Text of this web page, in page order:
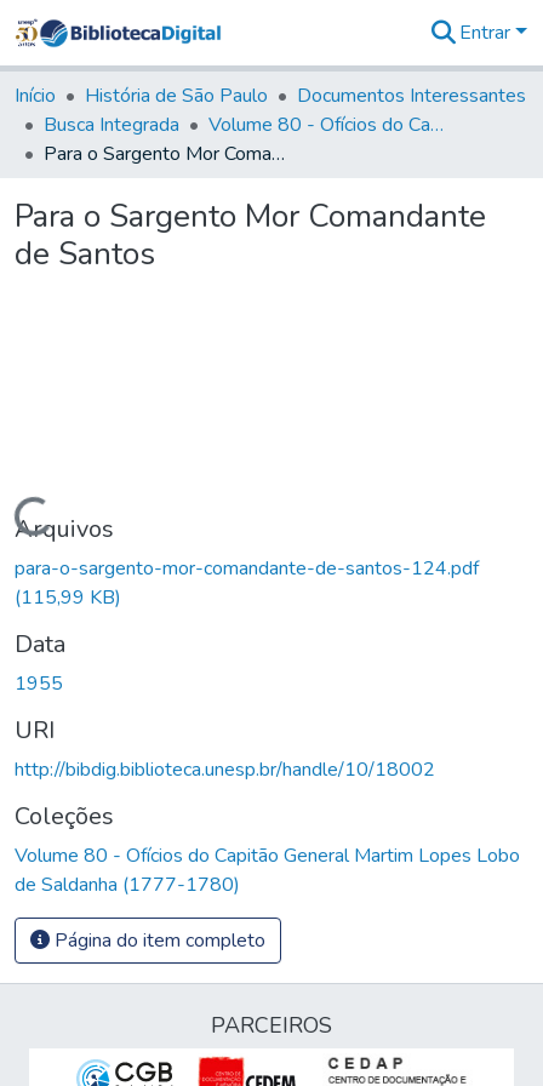
&
Coleções
Tudo na
Biblioteca
Estatísticas
Entrar
Início História de São Paulo
Documentos Interessantes
Busca Integrada
Volume 80 - Ofícios do Capitão General Martim Lopes Lobo de Saldanha (1777-1780)
Para o Sargento Mor Comandante de Santos
Para o Sargento Mor Comandante
de Santos
Carregando...
Arquivos
para-o-sargento-mor-comandante-de-santos-124.pdf
(115,99 KB)
Data
1955
URI
http://bibdig.biblioteca.unesp.br/handle/10/18002
Coleções
Volume 80 - Ofícios do Capitão General Martim Lopes Lobo
de Saldanha (1777-1780)
Página do item completo
PARCEIROS